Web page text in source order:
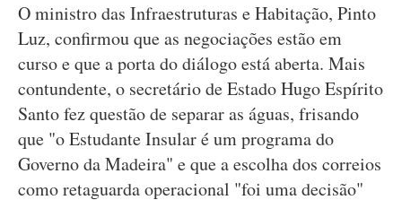
O ministro das Infraestruturas e Habitação, Pinto
Luz, confirmou que as negociações estão em
curso e que a porta do diálogo está aberta. Mais
contundente, o secretário de Estado Hugo Espírito
Santo fez questão de separar as águas, frisando
que "o Estudante Insular é um programa do
Governo da Madeira" e que a escolha dos correios
como retaguarda operacional "foi uma decisão"